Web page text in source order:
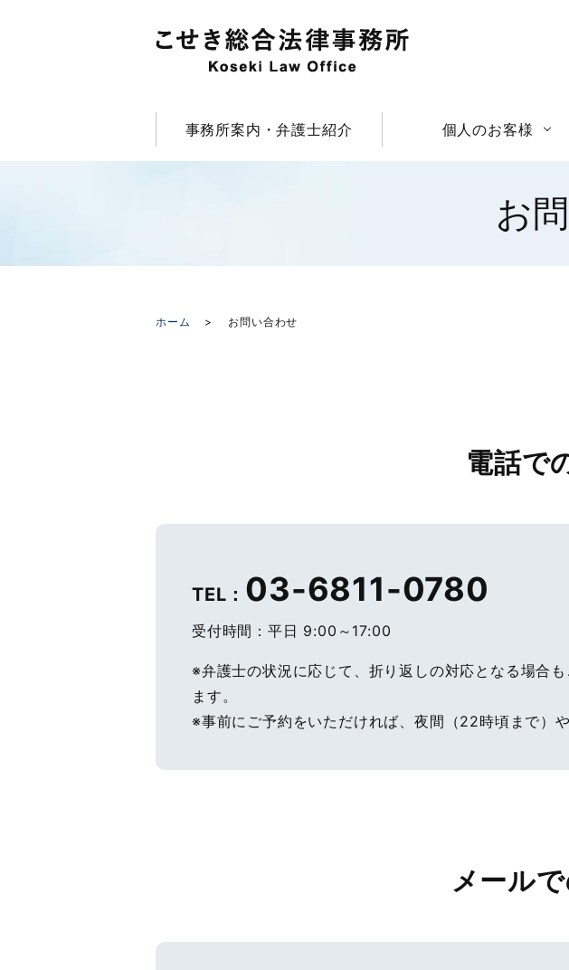
事務所案内・弁護士紹介 個人のお客様
お
ホーム お問い合わせ
電話で
TEL： 03-6811-0780
受付時間：平日 9:00～17:00
※弁護士の状況に応じて、折り返しの対応となる場合
ます。
※事前にご予約をいただければ、夜間（22時頃まで）
メール